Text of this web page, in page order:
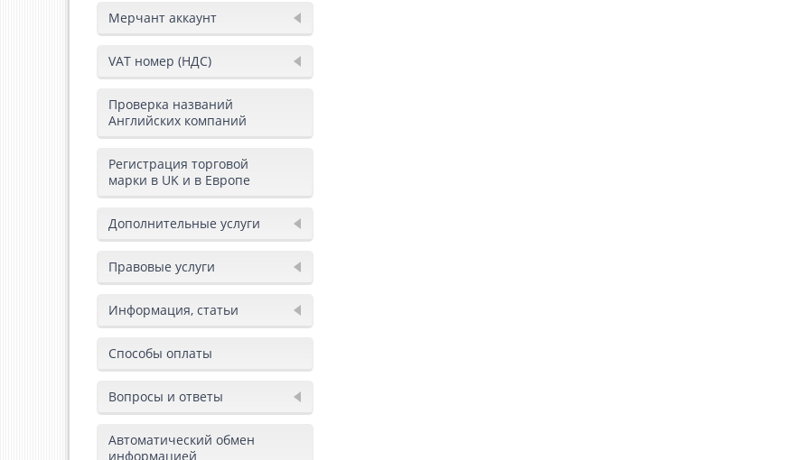
Мерчант аккаунт
VAT номер (НДС)
Проверка названий
Английских компаний
Регистрация торговой
марки в UK и в Европе
Дополнительные услуги
Правовые услуги
Информация, статьи
Способы оплаты
Вопросы и ответы
Автоматический обмен
информацией